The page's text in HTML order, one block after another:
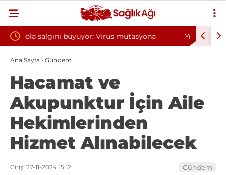
Yılın ilk 6 ayında 10 bini aşkın hasta hiperbarik
oksijen tedavisinden yararlandı
Ana Sayfa › Gündem
Hacamat ve
Akupunktur İçin Aile
Hekimlerinden
Hizmet Alınabilecek
Giriş: 27-11-2024 15:12 Gündem